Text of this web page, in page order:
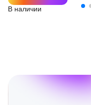
В наличии